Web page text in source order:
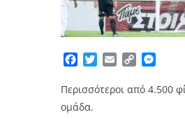
Facebook
TwitterEmailCopy
Περισσότεροι από 4.500
ομάδα.